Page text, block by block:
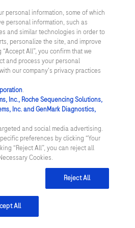
personal information, some of which
personal information, such as
and similar technologies in order to
personalize the site, and improve
All”, you confirm that we
and process your personal
our company's privacy practices
.
Inc., Roche Sequencing Solutions,
Inc. and GenMark Diagnostics,
and social media advertising.
preferences by clicking “Your
“Reject All”, you can reject all
Cookies.
Reject All
All